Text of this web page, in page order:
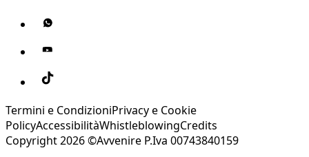
Termini e CondizioniPrivacy e Cookie
PolicyAccessibilitàWhistleblowingCredits
Copyright 2026 ©Avvenire P.Iva 00743840159